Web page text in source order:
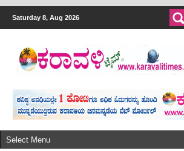
Saturday 8, Aug 2026